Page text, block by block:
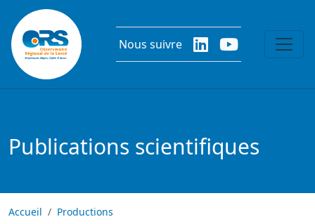
Aller au contenu principal
Nous suivre
Publications scientifiques
Accueil Productions